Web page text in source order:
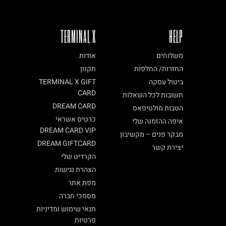
TERMINAL X
אודות
תקנון
TERMINAL X GIFT
CARD
DREAM CARD
כרטיס אשראי
DREAM CARD VIP
DREAM GIFTCARD
הקרדיט שלי
הצהרת נגישות
מפת אתר
מסמכי חברה
תנאי שימוש ומדיניות
פרטיות
HELP
משלוחים
החזרות/ החלפות
ביטול עסקה
תשובות לכל השאלות
הטבות מולטיפאס
איפה ההזמנה שלי
מבקר פנים – מקשיבון
יצירת קשר